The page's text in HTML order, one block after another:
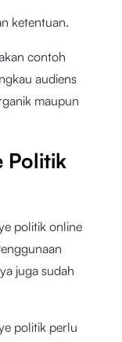
ketentuan.
contoh
audiens
maupun
Politik
politik online
juga sudah
politik perlu